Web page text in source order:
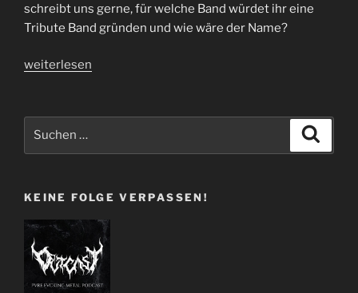
schreibt uns gerne, für welche Band würdet ihr eine
Tribute Band gründen und wie wäre der Name?
„Der
|
Album
Greh
+
The
Halo
Effect
weiterlesen
KEINE FOLGE VERPASSEN!